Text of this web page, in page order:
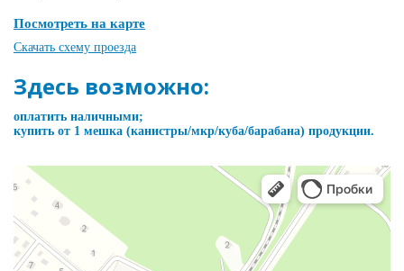
Посмотреть на карте
Скачать схему проезда
Здесь возможно:
оплатить наличными;
купить от 1 мешка (канистры/мкр/куба/барабана) продукции.